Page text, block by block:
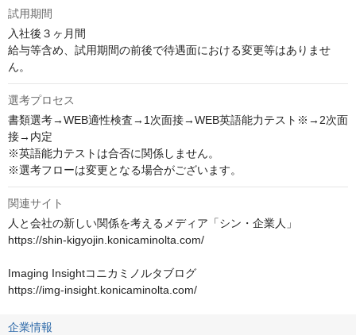
試用期間
入社後３ヶ月間
給与等含め、試用期間の前後で待遇面における変更等はありませ
ん。
選考プロセス
書類選考→WEB適性検査→1次面接→WEB英語能力テスト※→2次面
接→内定
※英語能力テストは合否に関係しません。
※選考フローは変更となる場合がございます。
関連サイト
人と会社の新しい関係を考えるメディア「シン・企業人」
https://shin-kigyojin.konicaminolta.com/
Imaging Insightコニカミノルタブログ
https://img-insight.konicaminolta.com/
企業情報